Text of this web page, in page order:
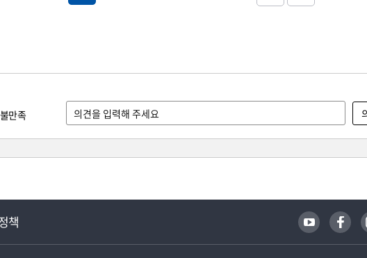
만족
책